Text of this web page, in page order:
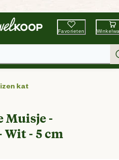
Tuin & Dier
Favorieten
kat
Muisje -
- 5 cm